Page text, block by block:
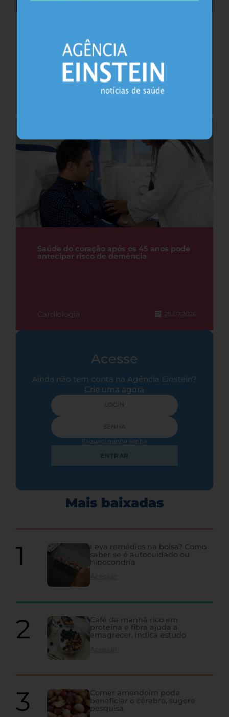
privação do sono, sugere estudo
Saúde do coração após os 45 anos pode
antecipar risco de demência
Cardiologia 25.07.2026
Acesse
Ainda não tem conta na Agência Einstein?
Crie uma agora
Esqueci minha senha
ENTRAR
Mais baixadas
Leva remédios na bolsa? Como
saber se é autocuidado ou
hipocondria
Café da manhã rico em
proteína e fibra ajuda a
emagrecer, indica estudo
Comer amendoim pode
beneficiar o cérebro, sugere
pesquisa